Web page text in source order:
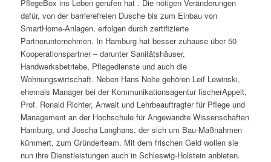
PflegeBox ins Leben gerufen hat . Die nötigen Veränderungen
dafür, von der barrierefreien Dusche bis zum Einbau von
SmartHome-Anlagen, erfolgen durch zertifizierte
Partnerunternehmen. In Hamburg hat besser zuhause über 50
Kooperationspartner – darunter Sanitätshäuser,
Handwerksbetriebe, Pflegedienste und auch die
Wohnungswirtschaft. Neben Hans Nolte gehören Leif Lewinski,
ehemals Manager bei der Kommunikationsagentur fischerAppelt,
Prof. Ronald Richter, Anwalt und Lehrbeauftragter für Pflege und
Management an der Hochschule für Angewandte Wissenschaften
Hamburg, und Joscha Langhans, der sich um Bau-Maßnahmen
kümmert, zum Gründerteam. Mit dem frischen Geld wollen sie
nun ihre Dienstleistungen auch in Schleswig-Holstein anbieten.